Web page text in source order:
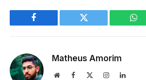
Facebook Twitter
Matheus Amorim
WebsiteFacebook Instagram